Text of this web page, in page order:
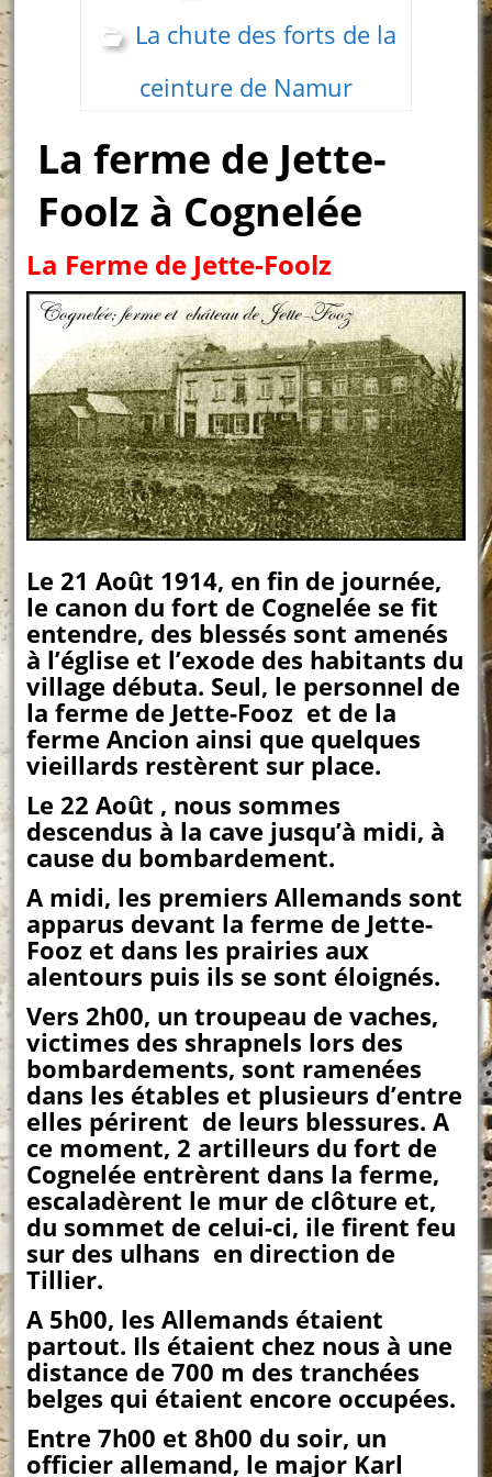
La chute des forts de la
ceinture de Namur
La ferme de Jette-
Foolz à Cognelée
La Ferme de Jette-Foolz
Le 21 Août 1914, en fin de journée,
le canon du fort de Cognelée se fit
entendre, des blessés sont amenés
à l’église et l’exode des habitants du
village débuta. Seul, le personnel de
la ferme de Jette-Fooz et de la
ferme Ancion ainsi que quelques
vieillards restèrent sur place.
Le 22 Août , nous sommes
descendus à la cave jusqu’à midi, à
cause du bombardement.
A midi, les premiers Allemands sont
apparus devant la ferme de Jette-
Fooz et dans les prairies aux
alentours puis ils se sont éloignés.
Vers 2h00, un troupeau de vaches,
victimes des shrapnels lors des
bombardements, sont ramenées
dans les étables et plusieurs d’entre
elles périrent de leurs blessures. A
ce moment, 2 artilleurs du fort de
Cognelée entrèrent dans la ferme,
escaladèrent le mur de clôture et,
du sommet de celui-ci, ile firent feu
sur des ulhans en direction de
Tillier.
A 5h00, les Allemands étaient
partout. Ils étaient chez nous à une
distance de 700 m des tranchées
belges qui étaient encore occupées.
Entre 7h00 et 8h00 du soir, un
officier allemand, le major Karl